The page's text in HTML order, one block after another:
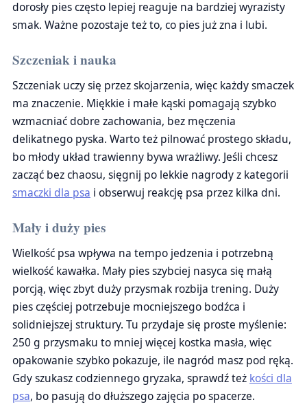
dorosły pies często lepiej reaguje na bardziej wyrazisty
smak. Ważne pozostaje też to, co pies już zna i lubi.
Szczeniak i nauka
Szczeniak uczy się przez skojarzenia, więc każdy smaczek
ma znaczenie. Miękkie i małe kąski pomagają szybko
wzmacniać dobre zachowania, bez męczenia
delikatnego pyska. Warto też pilnować prostego składu,
bo młody układ trawienny bywa wrażliwy. Jeśli chcesz
zacząć bez chaosu, sięgnij po lekkie nagrody z kategorii
smaczki dla psa i obserwuj reakcję psa przez kilka dni.
Mały i duży pies
Wielkość psa wpływa na tempo jedzenia i potrzebną
wielkość kawałka. Mały pies szybciej nasyca się małą
porcją, więc zbyt duży przysmak rozbija trening. Duży
pies częściej potrzebuje mocniejszego bodźca i
solidniejszej struktury. Tu przydaje się proste myślenie:
250 g przysmaku to mniej więcej kostka masła, więc
opakowanie szybko pokazuje, ile nagród masz pod ręką.
Gdy szukasz codziennego gryzaka, sprawdź też kości dla
psa, bo pasują do dłuższego zajęcia po spacerze.